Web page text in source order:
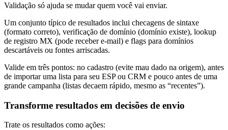
Validação só ajuda se mudar quem você vai enviar.
Um conjunto típico de resultados inclui checagens de sintaxe
(formato correto), verificação de domínio (domínio existe), lookup
de registro MX (pode receber e-mail) e flags para domínios
descartáveis ou fontes arriscadas.
Valide em três pontos: no cadastro (evite mau dado na origem), antes
de importar uma lista para seu ESP ou CRM e pouco antes de uma
grande campanha (listas decaem rápido, mesmo as “recentes”).
Transforme resultados em decisões de envio
Trate os resultados como ações: